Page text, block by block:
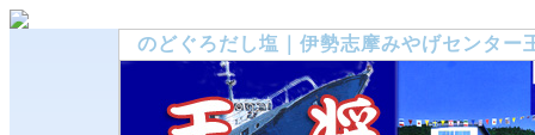
のどぐろだし塩｜伊勢志摩みやげセンター